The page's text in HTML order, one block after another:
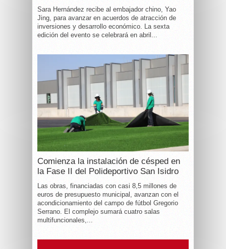
Sara Hernández recibe al embajador chino, Yao
Jing, para avanzar en acuerdos de atracción de
inversiones y desarrollo económico. La sexta
edición del evento se celebrará en abril...
Comienza la instalación de césped en
la Fase II del Polideportivo San Isidro
Las obras, financiadas con casi 8,5 millones de
euros de presupuesto municipal, avanzan con el
acondicionamiento del campo de fútbol Gregorio
Serrano. El complejo sumará cuatro salas
multifuncionales,...